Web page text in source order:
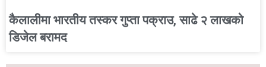
कैलालीमा भारतीय तस्कर गुप्ता पक्राउ, साढे २ लाखको
डिजेल बरामद